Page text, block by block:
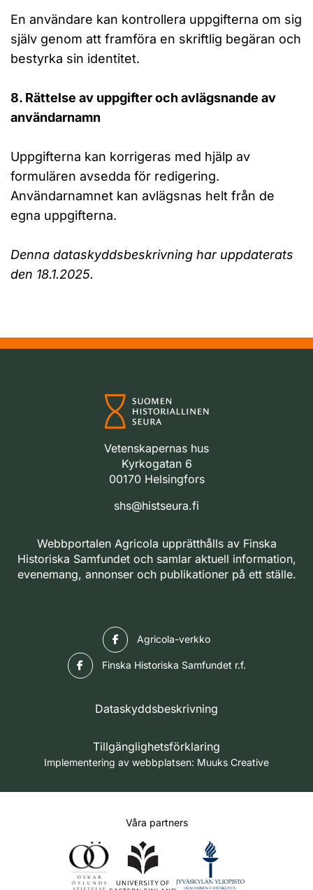
En användare kan kontrollera uppgifterna om sig
själv genom att framföra en skriftlig begäran och
bestyrka sin identitet.
8. Rättelse av uppgifter och avlägsnande av
användarnamn
Uppgifterna kan korrigeras med hjälp av
formulären avsedda för redigering.
Användarnamnet kan avlägsnas helt från de
egna uppgifterna.
Denna dataskyddsbeskrivning har uppdaterats
den 18.1.2025.
Vetenskapernas hus
Kyrkogatan 6
00170 Helsingfors
shs@histseura.fi
Webbportalen Agricola upprätthålls av Finska
Historiska Samfundet och samlar aktuell information,
evenemang, annonser och publikationer på ett ställe.
Agricola-verkko
Finska Historiska Samfundet r.f.
Dataskyddsbeskrivning
Tillgänglighetsförklaring
Implementering av webbplatsen: Muuks Creative
Våra partners